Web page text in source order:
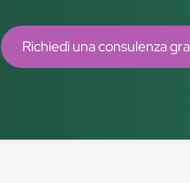
Richiedi una consulenza